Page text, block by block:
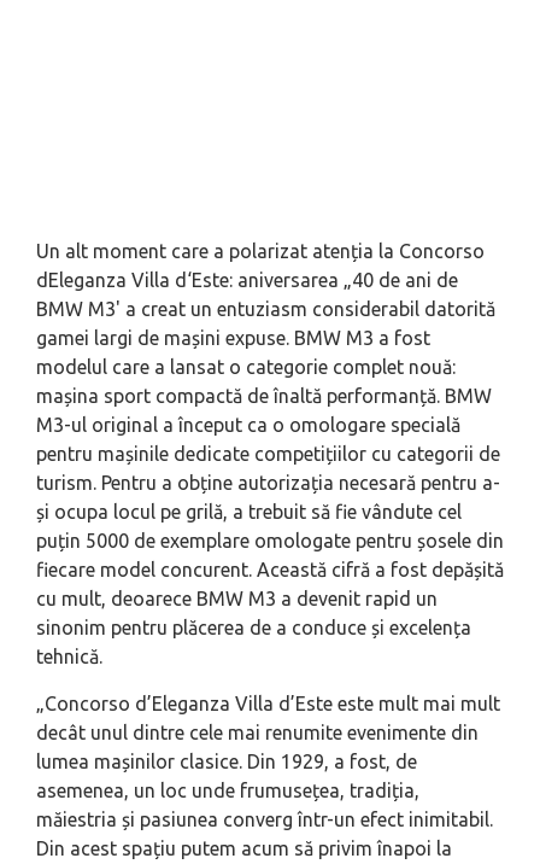
Un alt moment care a polarizat atenția la Concorso
dEleganza Villa d‘Este: aniversarea „40 de ani de
BMW M3' a creat un entuziasm considerabil datorită
gamei largi de mașini expuse. BMW M3 a fost
modelul care a lansat o categorie complet nouă:
mașina sport compactă de înaltă performanță. BMW
M3-ul original a început ca o omologare specială
pentru mașinile dedicate competițiilor cu categorii de
turism. Pentru a obține autorizația necesară pentru a-
și ocupa locul pe grilă, a trebuit să fie vândute cel
puțin 5000 de exemplare omologate pentru șosele din
fiecare model concurent. Această cifră a fost depășită
cu mult, deoarece BMW M3 a devenit rapid un
sinonim pentru plăcerea de a conduce și excelența
tehnică.
„Concorso d’Eleganza Villa d’Este este mult mai mult
decât unul dintre cele mai renumite evenimente din
lumea mașinilor clasice. Din 1929, a fost, de
asemenea, un loc unde frumusețea, tradiția,
măiestria și pasiunea converg într-un efect inimitabil.
Din acest spațiu putem acum să privim înapoi la